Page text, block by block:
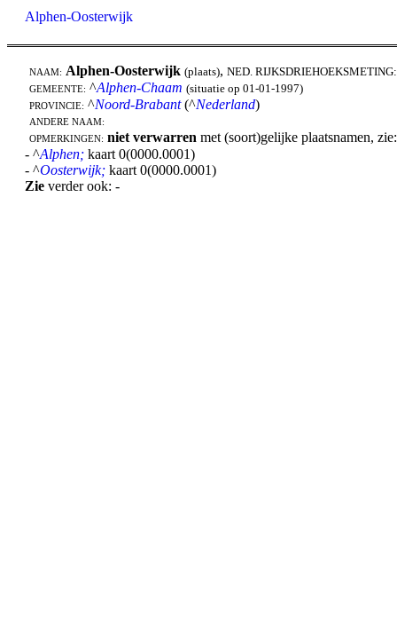
Alphen-Oosterwijk
NAAM: Alphen-Oosterwijk (plaats), NED.
GEMEENTE: ^Alphen-Chaam (situatie op 01-01-1997)
PROVINCIE: ^Noord-Brabant(^Nederland)
ANDERE NAAM:
OPMERKINGEN: niet verwarren met (soort)gelijke plaatsnamen, zie:
- ^Alphen; kaart 0(0000.0001)
- ^Oosterwijk; kaart 0(0000.0001)
Zie verder ook: -